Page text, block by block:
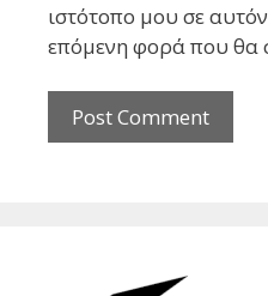
ιστότοπο μου σε
επόμενη φορά που θα